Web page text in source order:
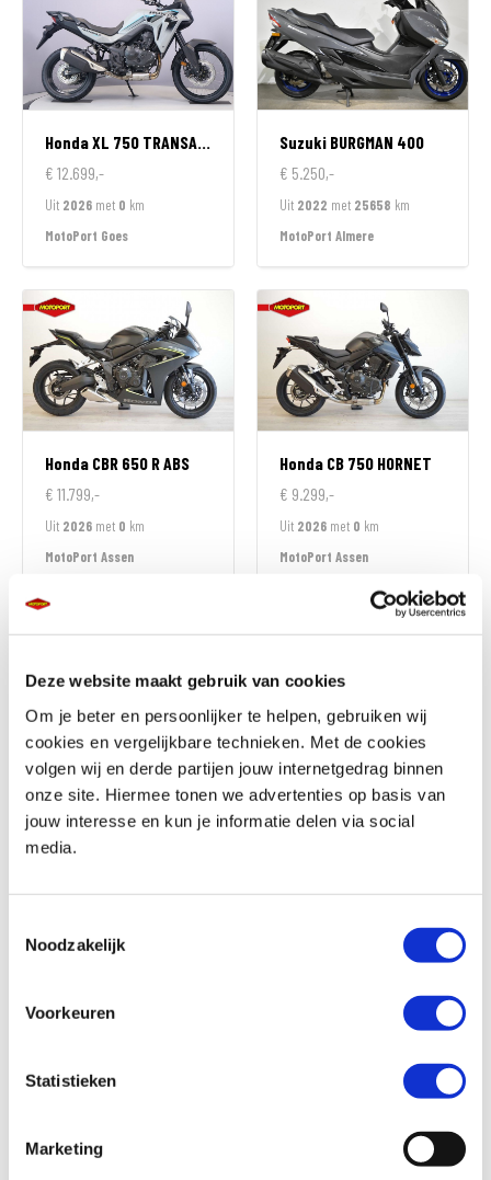
Deze website maakt gebruik van cookies
Om je beter en persoonlijker te helpen, gebruiken wij
cookies en vergelijkbare technieken. Met de cookies
volgen wij en derde partijen jouw internetgedrag binnen
onze site. Hiermee tonen we advertenties op basis van
jouw interesse en kun je informatie delen via social
media.
Noodzakelijk
Voorkeuren
Statistieken
Marketing
HondaXL 750 TRANSALP
€ 12.699,-
Uit 2026 met 0 km
MotoPort Goes
Suzuki BURGMAN 400
€ 5.250,-
Uit 2022 met 25658 km
MotoPort Almere
Honda CBR 650 R ABS
€ 11.799,-
Uit 2026 met 0 km
MotoPort Assen
Honda CB 750 HORNET
€ 9.299,-
Uit 2026 met 0 km
MotoPort Assen
Royal-Enfield
HNTR 350
€ 5.799,-
Uit2026
Kawasaki
VULCAN S
€ 9.899,-